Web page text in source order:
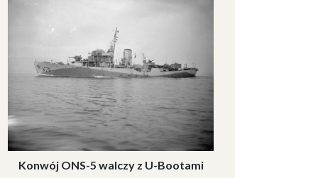
Konwój ONS-5 walczy z U-Bootami